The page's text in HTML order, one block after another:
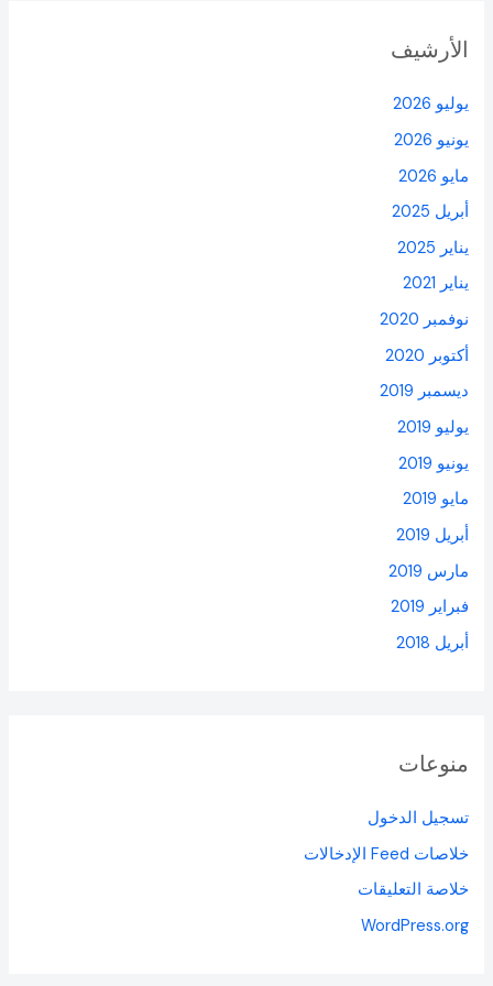
الأرشيف
يوليو 2026
يونيو 2026
مايو 2026
أبريل 2025
يناير 2025
يناير 2021
نوفمبر 2020
أكتوبر 2020
ديسمبر 2019
يوليو 2019
يونيو 2019
مايو 2019
أبريل 2019
مارس 2019
فبراير 2019
أبريل 2018
منوعات
تسجيل الدخول
خلاصات Feed الإدخالات
خلاصة التعليقات
WordPress.org